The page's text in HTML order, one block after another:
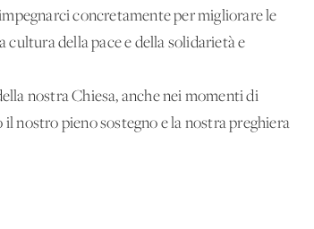
concretamente per migliorare le
della pace e della solidarietà e
nostra Chiesa, anche nei momenti di
nostro pieno sostegno e la nostra preghiera